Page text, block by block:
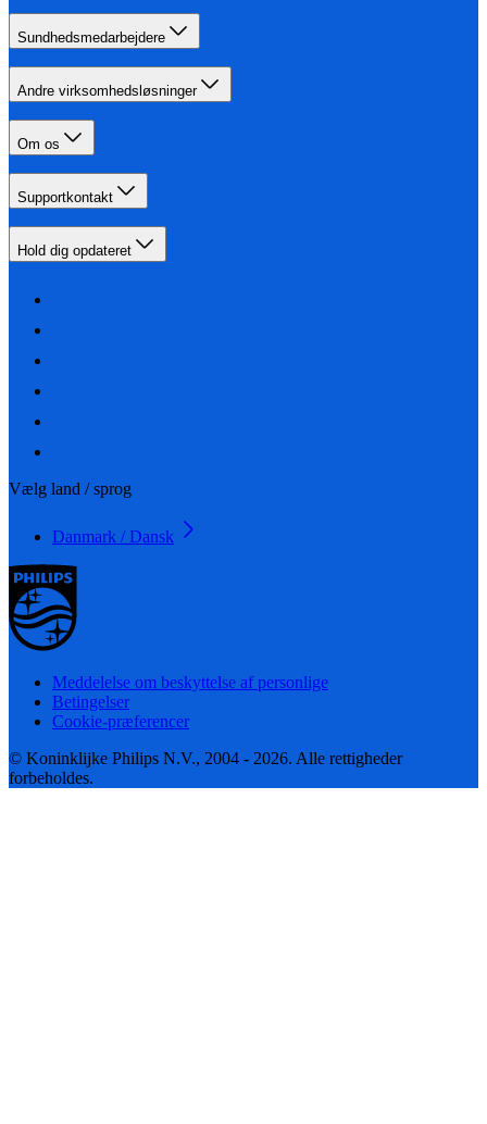
Sundhedsmedarbejdere
Andre virksomhedsløsninger
Om os
Supportkontakt
Hold dig opdateret
Vælg land / sprog
Danmark / Dansk
Meddelelse om beskyttelse af personlige
Betingelser
Cookie-præferencer
© Koninklijke Philips N.V., 2004 - 2026. Alle rettigheder
forbeholdes.